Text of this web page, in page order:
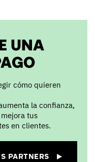
UNA
cómo quieren
la confianza,
tus
en clientes.
PARTNERS